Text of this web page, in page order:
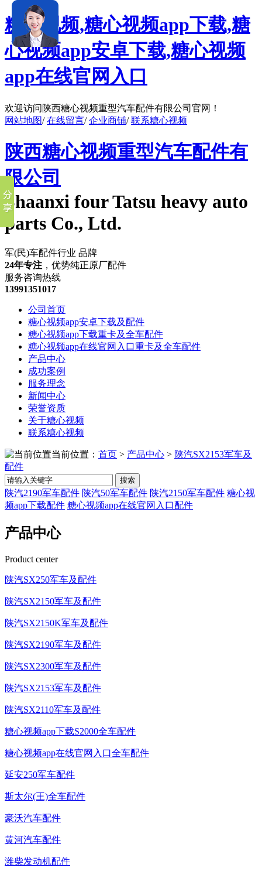
糖心视频,糖心视频app下载,糖
心视频app安卓下载,糖心视频
app在线官网入口
欢迎访问陕西糖心视频重型汽车配件有限公司官网！
网站地图/在线留言/企业商铺/联系糖心视频
陕西糖心视频重型汽车配件有
限公司
Shaanxi four Tatsu heavy auto
parts Co., Ltd.
军(民)车配件行业 品牌
24年专注 ，优势纯正原厂配件
服务咨询热线
13991351017
公司首页
糖心视频app安卓下载及配件
糖心视频app下载重卡及全车配件
糖心视频app在线官网入口重卡及全车配件
产品中心
成功案例
服务理念
新闻中心
荣誉资质
关于糖心视频
联系糖心视频
当前位置： 首页 > 产品中心 > 陕汽SX2153军车及
配件
搜索
陕汽2190军车配件 陕汽50军车配件 陕汽2150军车配件 糖心视
频app下载配件 糖心视频app在线官网入口配件
产品中心
Product center
陕汽SX250军车及配件
陕汽SX2150军车及配件
陕汽SX2150K军车及配件
陕汽SX2190军车及配件
陕汽SX2300军车及配件
陕汽SX2153军车及配件
陕汽SX2110军车及配件
糖心视频app下载S2000全车配件
糖心视频app在线官网入口全车配件
延安250军车配件
斯太尔(王)全车配件
豪沃汽车配件
黄河汽车配件
潍柴发动机配件